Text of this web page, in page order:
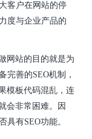
客户在网站的停
度与企业产品的
网站的目的就是为
完善的SEO机制，
模板代码混乱，连
会非常困难。因
具有SEO功能。